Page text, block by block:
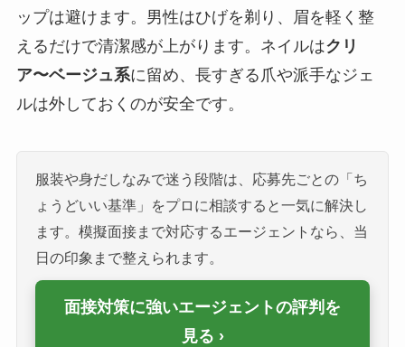
ップは避けます。男性はひげを剃り、眉を軽く整
えるだけで清潔感が上がります。ネイルはクリ
ア〜ベージュ系に留め、長すぎる爪や派手なジェ
ルは外しておくのが安全です。
服装や身だしなみで迷う段階は、応募先ごとの「ち
ょうどいい基準」をプロに相談すると一気に解決し
ます。模擬面接まで対応するエージェントなら、当
日の印象まで整えられます。
面接対策に強いエージェントの評判を
見る